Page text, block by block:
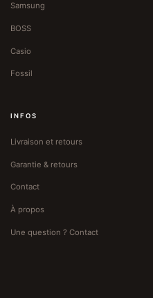
Samsung
BOSS
Casio
Fossil
INFOS
Livraison et retours
Garantie & retours
Contact
À propos
Une question ? Contact